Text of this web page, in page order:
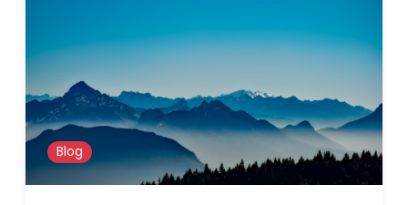
Blog